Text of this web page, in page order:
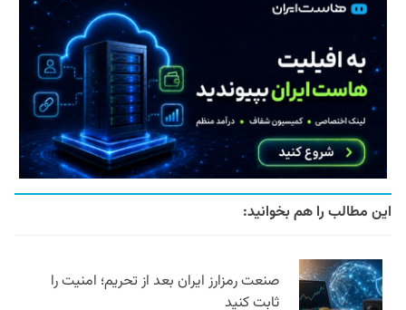
این مطالب را هم بخوانید:
صنعت رمزارز ایران بعد از تحریم؛ امنیت را
ثابت کنید